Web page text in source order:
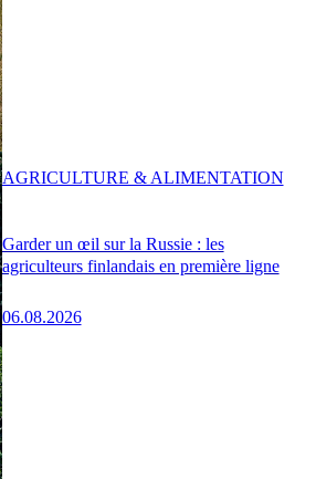
Garder un œil sur la Russie : les
agriculteurs finlandais en première ligne
06.08.2026
AGRICULTURE & ALIMENTATION